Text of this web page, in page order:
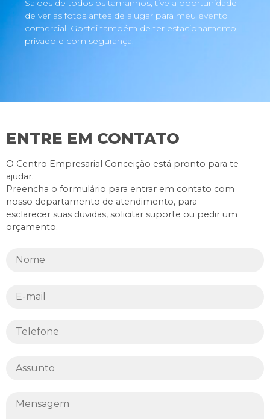
Salões de todos os tamanhos, tive a oportunidade
de ver as fotos antes de alugar para meu evento
comercial. Gostei também de ter estacionamento
privado e com segurança.
ENTRE EM CONTATO
O Centro Empresarial Conceição está pronto para te
ajudar.
Preencha o formulário para entrar em contato com
nosso departamento de atendimento, para
esclarecer suas duvidas, solicitar suporte ou pedir um
orçamento.